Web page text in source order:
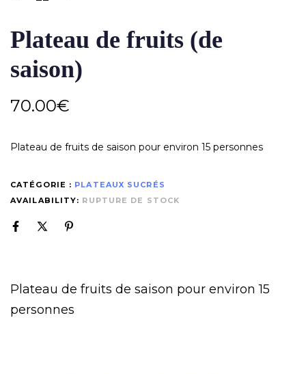
Plateau de fruits (de
saison)
70.00€
Plateau de fruits de saison pour environ 15 personnes
CATÉGORIE : PLATEAUX SUCRÉS
AVAILABILITY: RUPTURE DE STOCK
Plateau de fruits de saison pour environ 15
personnes